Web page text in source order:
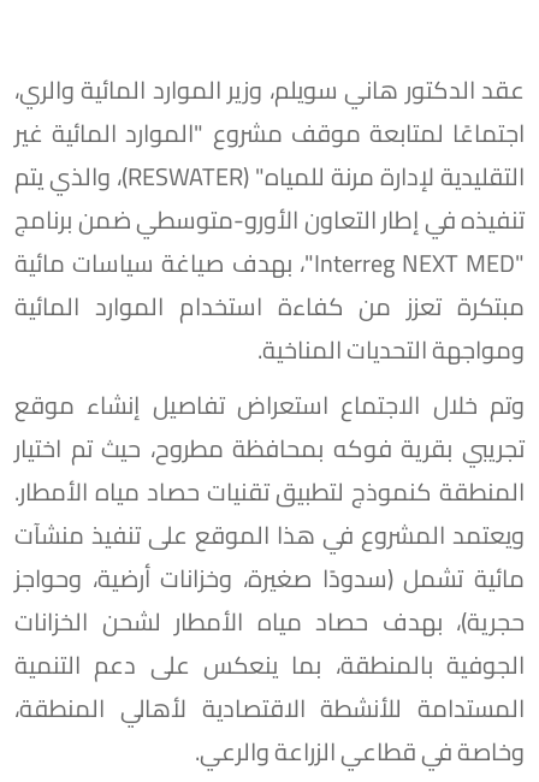
عقد الدكتور هاني سويلم، وزير الموارد المائية والري،
اجتماعًا لمتابعة موقف مشروع "الموارد المائية غير
التقليدية لإدارة مرنة للمياه" (RESWATER)، والذي يتم
تنفيذه في إطار التعاون الأورو-متوسطي ضمن برنامج
"Interreg NEXT MED"، بهدف صياغة سياسات مائية
مبتكرة تعزز من كفاءة استخدام الموارد المائية
ومواجهة التحديات المناخية.
وتم خلال الاجتماع استعراض تفاصيل إنشاء موقع
تجريبي بقرية فوكه بمحافظة مطروح، حيث تم اختيار
المنطقة كنموذج لتطبيق تقنيات حصاد مياه الأمطار.
ويعتمد المشروع في هذا الموقع على تنفيذ منشآت
مائية تشمل (سدودًا صغيرة، وخزانات أرضية، وحواجز
حجرية)، بهدف حصاد مياه الأمطار لشحن الخزانات
الجوفية بالمنطقة، بما ينعكس على دعم التنمية
المستدامة للأنشطة الاقتصادية لأهالي المنطقة،
وخاصة في قطاعي الزراعة والرعي.